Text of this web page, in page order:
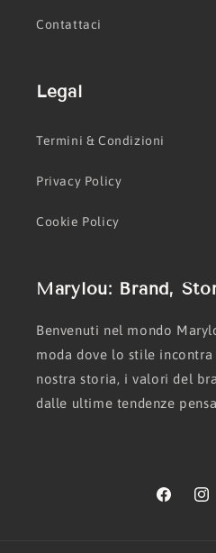
Contattaci
Legal
Termini & Condizioni
Privacy Policy
Cookie Policy
Marylou: Brand,
Benvenuti nel mondo
moda dove lo stile
nostra storia, i valori del
dalle ultime tendenze
Facebook